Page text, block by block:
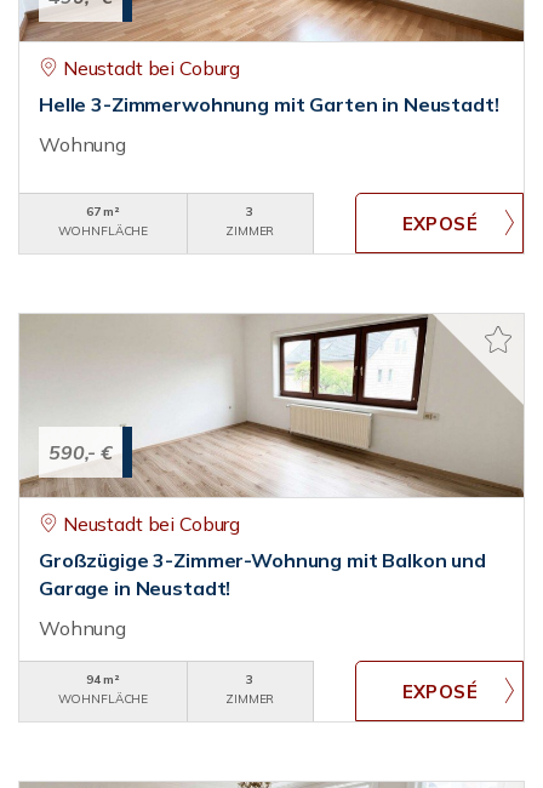
Neustadt bei Coburg
Helle 3-Zimmerwohnung mit Garten in Neustadt!
Wohnung
67 m²
WOHNFLÄCHE
3
ZIMMER
590,- €
Neustadt bei Coburg
Großzügige 3-Zimmer-Wohnung mit Balkon und
Garage in Neustadt!
Wohnung
94 m²
WOHNFLÄCHE
3
ZIMMER